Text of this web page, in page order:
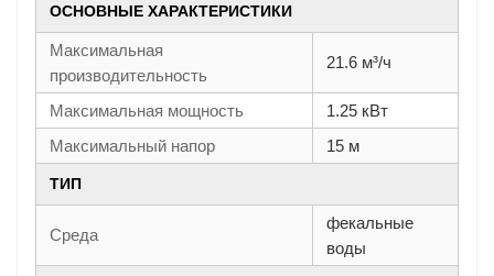
ОСНОВНЫЕ ХАРАКТЕРИСТИКИ
Максимальная
производительность
21.6 м³/ч
Максимальная мощность
1.25 кВт
Максимальный напор
15 м
ТИП
Среда
фекальные
воды